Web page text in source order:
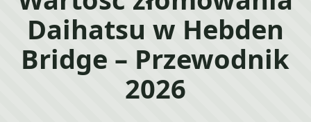
Daihatsu w Hebden
Bridge – Przewodnik
2026